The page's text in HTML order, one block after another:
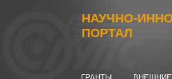
НАУЧНО-
ПОРТАЛ